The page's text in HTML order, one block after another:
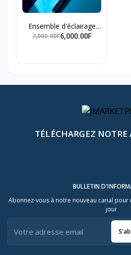
Ensemble d'éclairage
photographique
7,000.00F6,000.00F
TÉLÉCHARGEZ
BULLETIN
Abonnez-vous à notre nouveau canal
jour